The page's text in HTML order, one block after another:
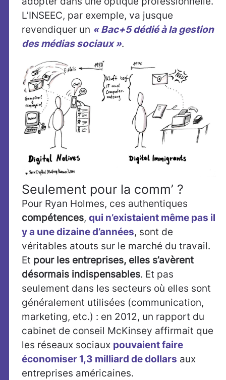
L’INSEEC, par exemple, va jusque
revendiquer un « Bac+5 dédié à la gestion
des médias sociaux ».
Seulement pour la comm’ ?
Pour Ryan Holmes, ces authentiques
compétences, qui n’existaient même pas il
y a une dizaine d’années, sont de
véritables atouts sur le marché du travail.
Et pour les entreprises, elles s’avèrent
désormais indispensables. Et pas
seulement dans les secteurs où elles sont
généralement utilisées (communication,
marketing, etc.) : en 2012, un rapport du
cabinet de conseil McKinsey affirmait que
les réseaux sociaux pouvaient faire
économiser 1,3 milliard de dollars aux
entreprises américaines.